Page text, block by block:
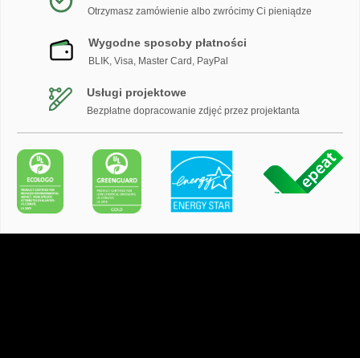
Otrzymasz zamówienie albo zwrócimy Ci pieniądze
Wygodne sposoby płatności
BLIK, Visa, Master Card, PayPal
Usługi projektowe
Bezpłatne dopracowanie zdjęć przez projektanta